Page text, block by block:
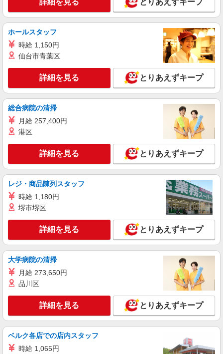
長野県駒ヶ根市
キープ 詳細を見る
派遣社員
株式会社テクノ・サービス/お仕事No/0893447
組立・検査作業など
時給1500円 月収例：363、000円（月収例21日
実働残業代込）（残業・休日出勤手当て等が含ま
詳細を見る
株式会社テクノ・サービス/お仕事No/0916509
ボックスの製造・組立
時給1400円 月収例：270、000円（月収例21日
実働残業代込）（残業・休日出勤手当て等が含ま
キープ 詳細を見る
派遣社員
株式会社テクノ・サービス/お仕事No/0893417
時給1500円 月収例：340、000円（月収例21日
実働残業代込）（残業・休日出勤手当て等が含ま
れています） 交通費全額支給
長野県駒ヶ根市 ＊車通勤OK
詳細を見る
派遣社員
詳細を見る とりあえずキープ
ホールスタッフ
時給 1,150円
仙台市青葉区
詳細を見る とりあえずキープ
総合病院の清掃
月給 257,400円
港区
詳細を見る とりあえずキープ
レジ・商品陳列スタッフ
時給 1,180円
堺市堺区
詳細を見る とりあえずキープ
大学病院の清掃
月給 273,650円
品川区
詳細を見る とりあえずキープ
ベルク各店での店内スタッフ
時給 1,065円